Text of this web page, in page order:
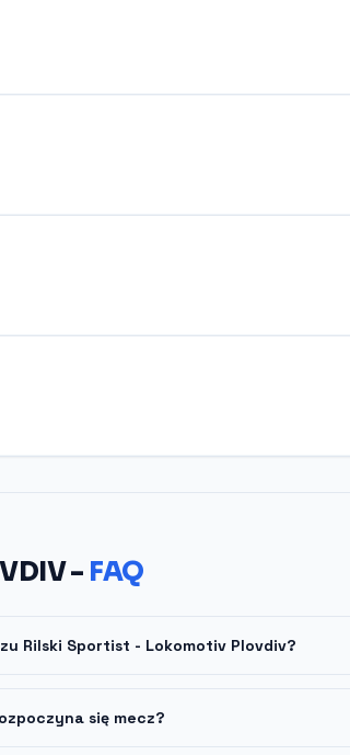
- FAQ
Rilski Sportist - Lokomotiv Plovdiv?
się mecz?